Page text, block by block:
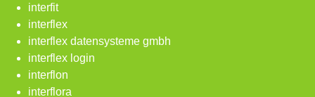
interfit
interflex
interflex datensysteme gmbh
interflex login
interflon
interflora